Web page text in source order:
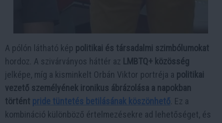
A pólón látható kép politikai és társadalmi szimbólumokat
hordoz. A szivárványos háttér az LMBTQ+ közösség
jelképe, míg a kisminkelt Orbán Viktor portréja a politikai
vezető személyének ironikus ábrázolása a napokban
történt pride tüntetés betilásának köszönhető . Ez a
kombináció különböző értelmezésekre ad lehetőséget, és